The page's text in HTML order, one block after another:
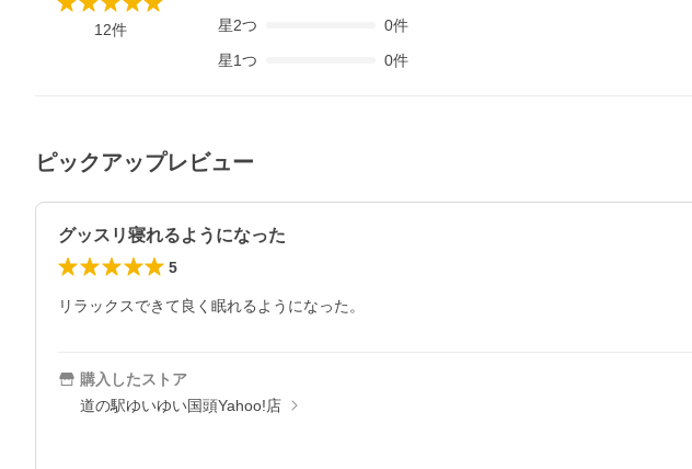
12件
星2つ 0件
星1つ 0件
ピックアップレビュー
グッスリ寝れるようになった
5
リラックスできて良く眠れるようになった。
購入したストア
道の駅ゆいゆい国頭Yahoo!店